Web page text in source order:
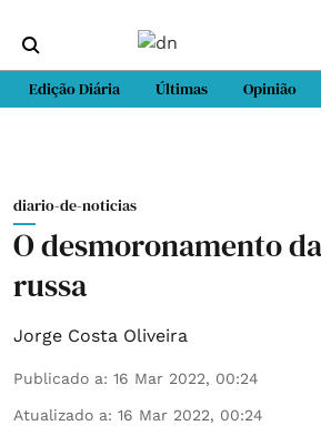
Edição Diária Últimas Opinião
diario-de-noticias
O desmoronamento
russa
Jorge Costa Oliveira
Publicado a: 16 Mar 2022, 00:24
Atualizado a: 16 Mar 2022, 00:24